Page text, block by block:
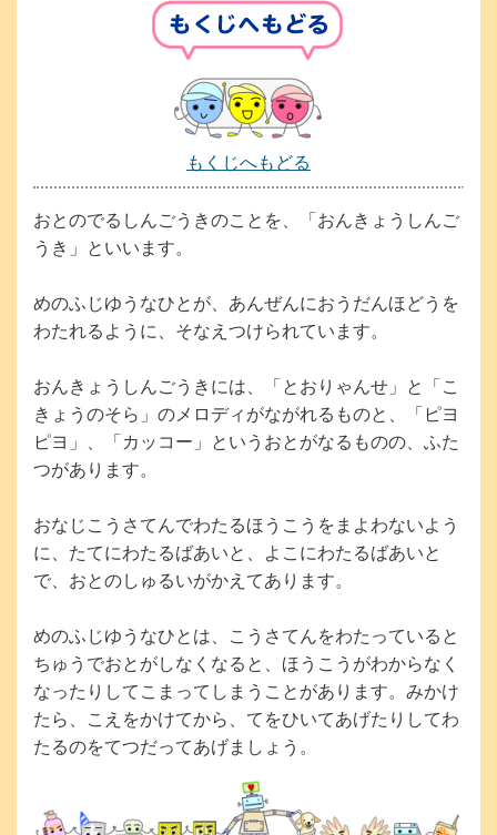
もくじへもどる
以
下
は
さ
い
子
様
で
も
め
る
よ
に、
同
じ
内
容
て
おとのでるしんごうきのことを、「おんきょうしんご
うき」といいます。
めのふじゆうなひとが、あんぜんにおうだんほどうを
わたれるように、そなえつけられています。
おんきょうしんごうきには、「とおりゃんせ」と「こ
きょうのそら」のメロディがながれるものと、「ピヨ
ピヨ」、「カッコー」というおとがなるものの、ふた
つがあります。
おなじこうさてんでわたるほうこうをまよわないよう
に、たてにわたるばあいと、よこにわたるばあいと
で、おとのしゅるいがかえてあります。
めのふじゆうなひとは、こうさてんをわたっていると
ちゅうでおとがしなくなると、ほうこうがわからなく
なったりしてこまってしまうことがあります。みかけ
たら、こえをかけてから、てをひいてあげたりしてわ
たるのをてつだってあげましょう。